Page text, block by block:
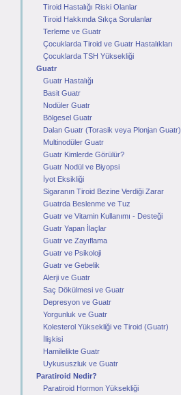
Tiroid Hastalığı Riski Olanlar
Tiroid Hakkında Sıkça Sorulanlar
Terleme ve Guatr
Çocuklarda Tiroid ve Guatr Hastalıkları
Çocuklarda TSH Yüksekliği
Guatr
Guatr Hastalığı
Basit Guatr
Nodüler Guatr
Bölgesel Guatr
Dalan Guatr (Torasik veya Plonjan Guatr)
Multinodüler Guatr
Guatr Kimlerde Görülür?
Guatr Nodül ve Biyopsi
İyot Eksikliği
Sigaranın Tiroid Bezine Verdiği Zarar
Guatrda Beslenme ve Tuz
Guatr ve Vitamin Kullanımı - Desteği
Guatr Yapan İlaçlar
Guatr ve Zayıflama
Guatr ve Psikoloji
Guatr ve Gebelik
Alerji ve Guatr
Saç Dökülmesi ve Guatr
Depresyon ve Guatr
Yorgunluk ve Guatr
Kolesterol Yüksekliği ve Tiroid (Guatr)
İlişkisi
Hamilelikte Guatr
Uykususzluk ve Guatr
Paratiroid Nedir?
Paratiroid Hormon Yüksekliği